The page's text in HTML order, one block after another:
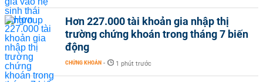
Hơn 227.000 tài khoản gia nhập thị
trường chứng khoán trong tháng 7 biến
động
CHỨNG KHOÁN - 1 phút trước